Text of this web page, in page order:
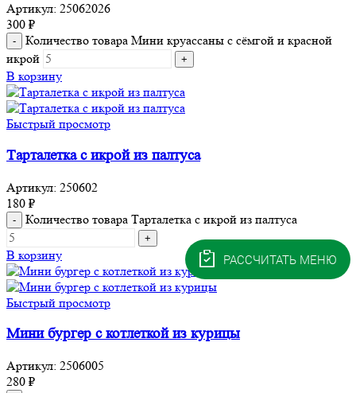
Артикул: 25062026
300 ₽
Количество товара Мини круассаны с сёмгой и красной
икрой
В корзину
Быстрый просмотр
Тарталетка с икрой из палтуса
Артикул: 250602
180 ₽
Количество товара Тарталетка с икрой из палтуса
В корзину
Быстрый просмотр
Мини бургер с котлеткой из курицы
Артикул: 2506005
280 ₽
РАССЧИТАТЬ МЕНЮ